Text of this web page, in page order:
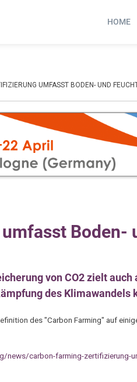
HOME
UMFASST BODEN- UND
Boden-
von CO2 zielt
des Klimawandels
des "Carbon Farming" auf
carbon-farming-zertifizierung-